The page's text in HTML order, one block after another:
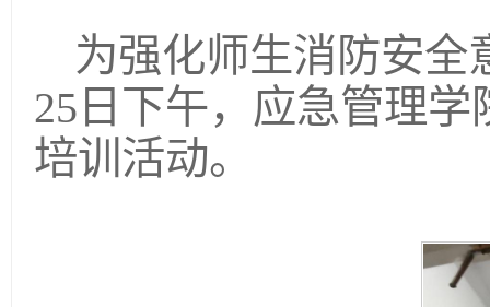
为强化师生消防安全
25日下午，应急管理
培训活动。